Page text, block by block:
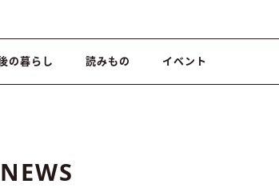
の暮らし 読みもの イベント
NEWS